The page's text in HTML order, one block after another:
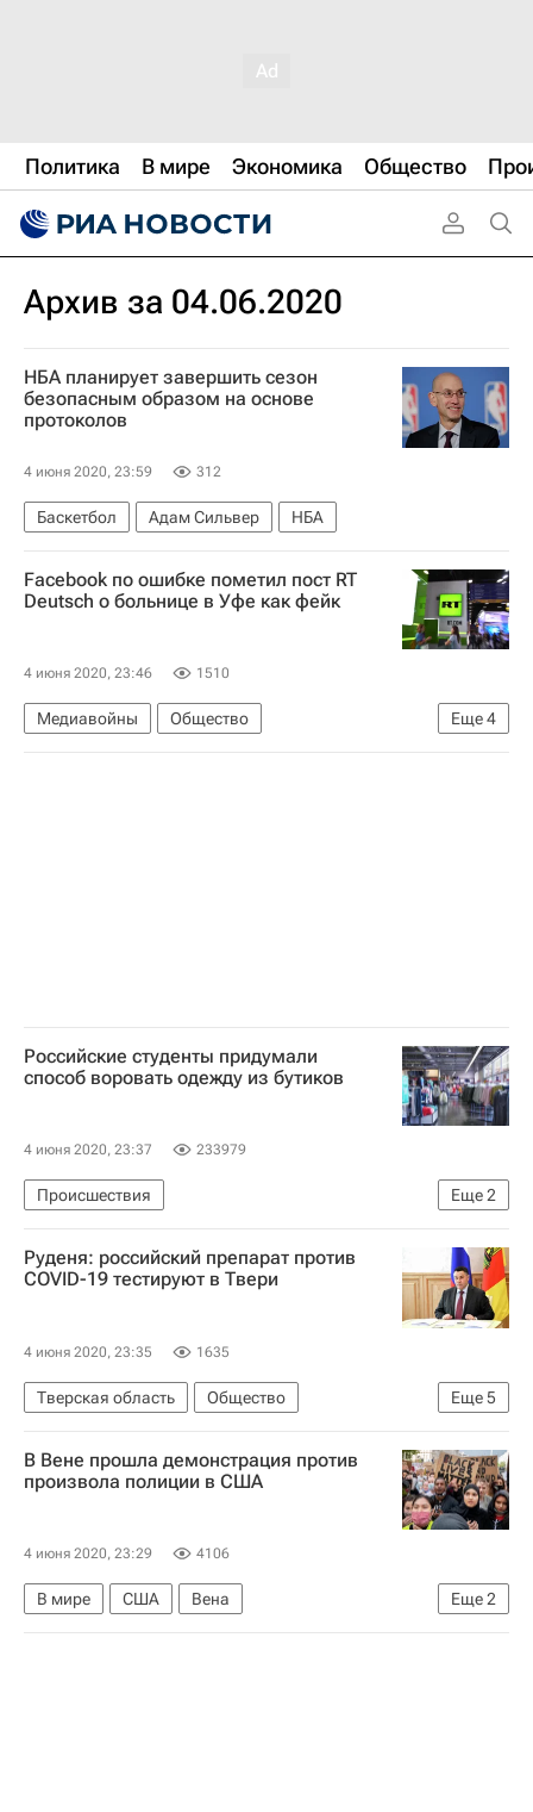
Политика В мире Экономика Общество
Архив за 04.06.2020
НБА планирует завершить сезон
безопасным образом на основе
протоколов
4 июня 2020, 23:59 312
Баскетбол Адам Сильвер НБА
Facebook по ошибке пометил пост RT
Deutsch о больнице в Уфе как фейк
4 июня 2020, 23:46 1510
Еще4
Медиавойны
Общество
Медиа - Общество
Маргарита Симоньян
Российские студенты придумали
способ воровать одежду из бутиков
4 июня 2020, 23:37 233979
Еще2
Происшествия
Московская область (Подмосковье)
Россия
Руденя: российский препарат против
COVID-19 тестируют в Твери
4 июня 2020, 23:35 1635
Еще5
Тверская область
Общество
Тверская область
Коронавирусы
Игорь Руденя
Коронавирус COVID-19
В Вене прошла демонстрация против
произвола полиции в США
4 июня 2020, 23:29 4106
Еще2
В мире США
Вена
Беспорядки в США из-за убийства афроамериканца